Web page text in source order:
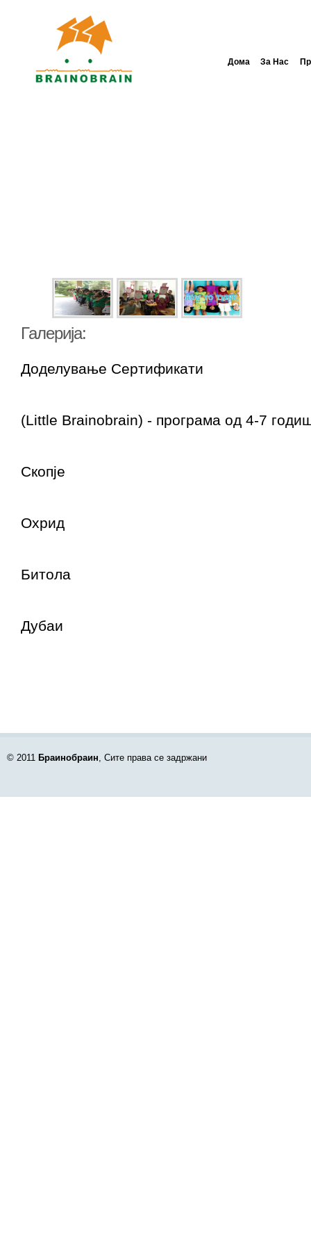
Дома За Нас
Галерија:
Доделување Сертификати
(Little Brainobrain) - програма од 4-7
Скопје
Охрид
Битола
Дубаи
© 2011 Браинобраин, Сите права се задржани